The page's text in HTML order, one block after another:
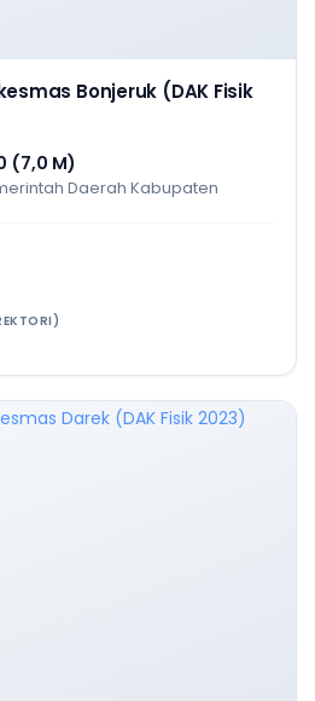
Bonjeruk (DAK Fisik
(7,0 M)
Daerah Kabupaten